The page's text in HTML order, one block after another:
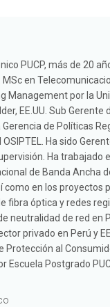
PUCP, más de 20
en
Management por la
EE.UU. Sub Gerente
Gerencia de Políticas
Ha sido
Ha trabajado
de Banda Ancha
como en los proyectos
fibra óptica y redes
neutralidad de red en
privado en Perú y
Protección al
Escuela Postgrado